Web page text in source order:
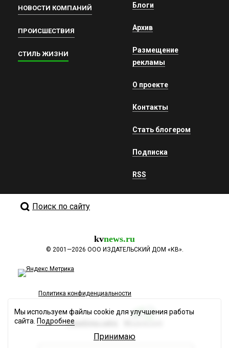
НОВОСТИ КОМПАНИЙ
ПРОИСШЕСТВИЯ
СТИЛЬ ЖИЗНИ
Блоги
Архив
Размещение
рекламы
О проекте
Контакты
Стать блогером
Подписка
RSS
Поиск по сайту
kvnews.ru
© 2001—2026 ООО ИЗДАТЕЛЬСКИЙ ДОМ «КВ».
Политика конфиденциальности
Разработка сайта
Мы используем файлы cookie для улучшения работы
сайта. Подробнее
Принимаю